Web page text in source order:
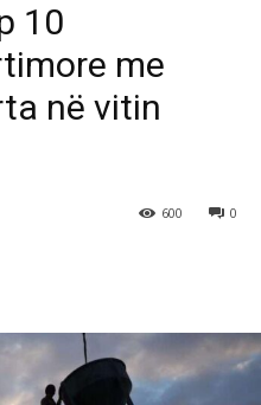
10
me
në vitin
0
600